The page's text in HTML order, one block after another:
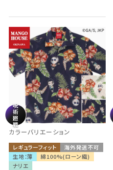
カラーバリエーション
レギュラーフィット
海外発送不可
生地：薄
綿100%(ローン織)
ナリエ
呪
術
廻
戦